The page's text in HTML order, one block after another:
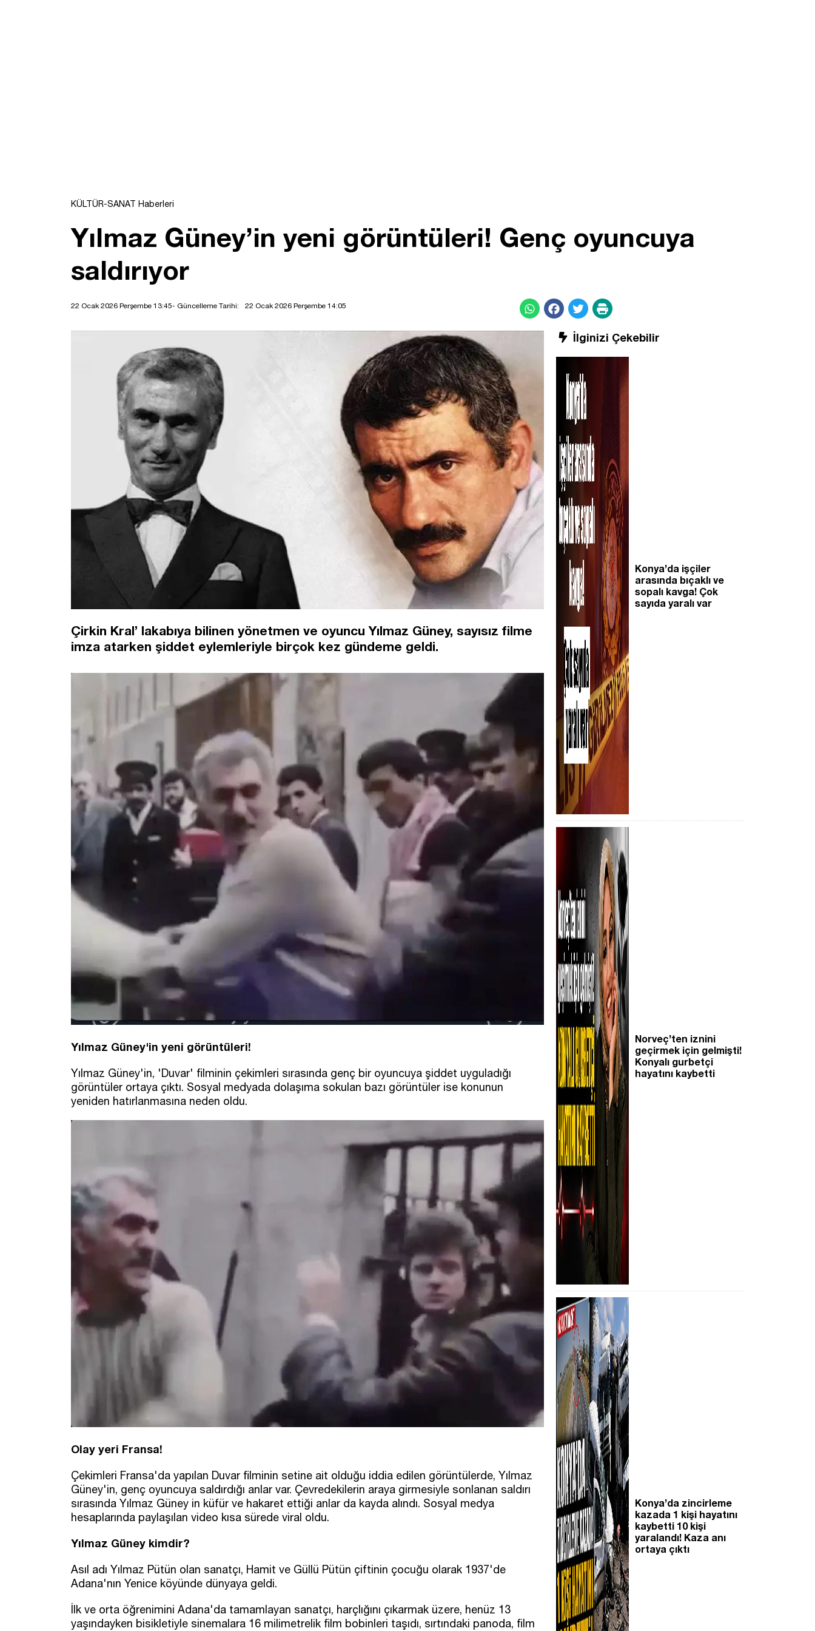
KÜLTÜR-SANAT Haberleri
Yılmaz Güney’in yeni görüntüleri! Genç oyuncuya
saldırıyor
22 Ocak 2026 Perşembe 13:45- Güncelleme Tarihi: 22 Ocak 2026 Perşembe 14:05
Çirkin Kral’ lakabıya bilinen yönetmen ve oyuncu Yılmaz Güney, sayısız filme
imza atarken şiddet eylemleriyle birçok kez gündeme geldi.
Yılmaz Güney'in yeni görüntüleri!
Yılmaz Güney'in, 'Duvar' filminin çekimleri sırasında genç bir oyuncuya şiddet uyguladığı
görüntüler ortaya çıktı. Sosyal medyada dolaşıma sokulan bazı görüntüler ise konunun
yeniden hatırlanmasına neden oldu.
Olay yeri Fransa!
Çekimleri Fransa'da yapılan Duvar filminin setine ait olduğu iddia edilen görüntülerde, Yılmaz
Güney'in, genç oyuncuya saldırdığı anlar var. Çevredekilerin araya girmesiyle sonlanan saldırı
sırasında Yılmaz Güney in küfür ve hakaret ettiği anlar da kayda alındı. Sosyal medya
hesaplarında paylaşılan video kısa sürede viral oldu.
Yılmaz Güney kimdir?
Asıl adı Yılmaz Pütün olan sanatçı, Hamit ve Güllü Pütün çiftinin çocuğu olarak 1937'de
Adana'nın Yenice köyünde dünyaya geldi.
İlk ve orta öğrenimini Adana'da tamamlayan sanatçı, harçlığını çıkarmak üzere, henüz 13
yaşındayken bisikletiyle sinemalara 16 milimetrelik film bobinleri taşıdı, sırtındaki panoda, film
İlginizi Çekebilir
Konya’da işçiler
arasında bıçaklı ve
sopalı kavga! Çok
sayıda yaralı var
Norveç’ten iznini
geçirmek için gelmişti!
Konyalı gurbetçi
hayatını kaybetti
Konya’da zincirleme
kazada 1 kişi hayatını
kaybetti 10 kişi
yaralandı! Kaza anı
ortaya çıktı